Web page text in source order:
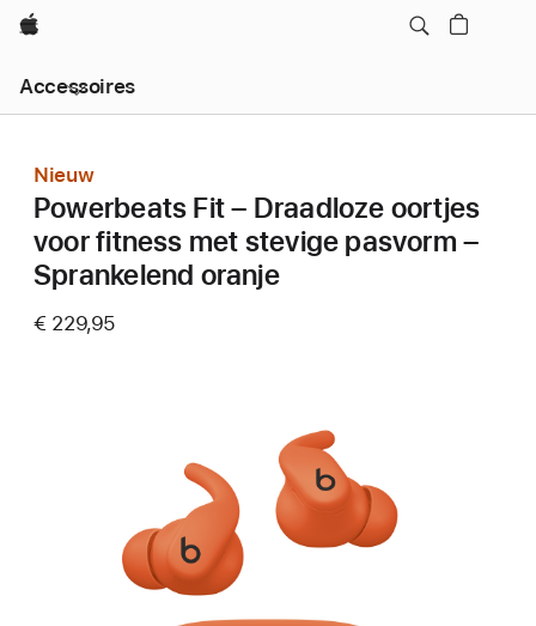
Apple
Accessoires
Nav
Open
Nieuw
Powerbeats Fit – Draadloze oortjes
voor fitness met stevige pasvorm –
Sprankelend oranje
€ 229,95